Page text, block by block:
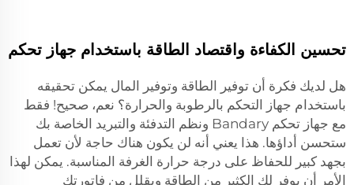
تحسين الكفاءة واقتصاد الطاقة باستخدام جهاز تحكم
هل لديك فكرة أن توفير الطاقة وتوفير المال يمكن تحقيقه
باستخدام جهاز التحكم بالرطوبة والحرارة؟ نعم، صحيح! فقط
مع جهاز تحكم Bandary ونظم التدفئة والتبريد الخاصة بك
ستحسن أداؤها. هذا يعني أنه لن يكون هناك حاجة لأن تعمل
بجهد كبير للحفاظ على درجة حرارة الغرفة المناسبة. يمكن لهذا
الأمر أن يوفر لك الكثير من الطاقة ويقلل من فاتورتك